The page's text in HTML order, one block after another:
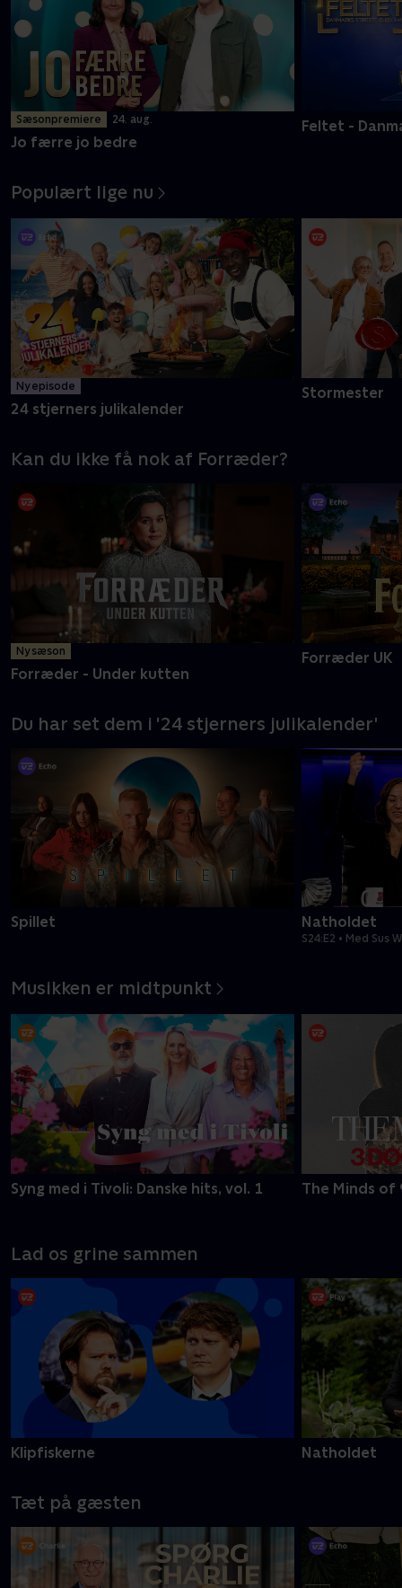
Sæsonpremiere 24. aug.
Jo færre jo bedre
Feltet -
Populært lige nu
Ny episode
24 stjerners julikalender
Stormester
Kan du ikke få nok af Forræder?
Ny sæson
Forræder - Under kutten
Forræder UK
Du har set dem i '24 stjerners julikalender'
Spillet Natholdet
S24:E2 • Med Sus
Musikken er midtpunkt
Syng med i Tivoli: Danske hits, vol. 1 The Minds of
Lad os grine sammen
Klipfiskerne Natholdet
Tæt på gæsten